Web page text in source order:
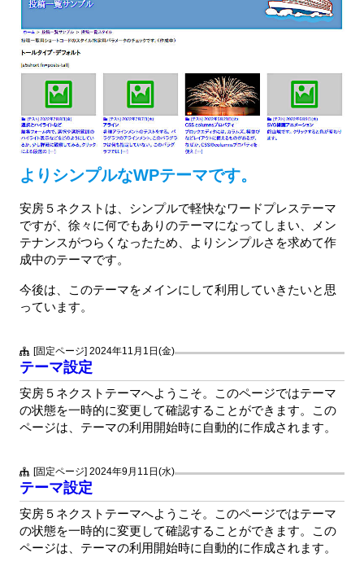
よりシンプルなWPテーマです。
安房５ネクストは、シンプルで軽快なワードプレステーマ
ですが、徐々に何でもありのテーマになってしまい、メン
テナンスがつらくなったため、よりシンプルさを求めて作
成中のテーマです。
今後は、このテーマをメインにして利用していきたいと思
っています。
[固定ページ] 2024年11月1日(金)
テーマ設定
安房５ネクストテーマへようこそ。このページではテーマ
の状態を一時的に変更して確認することができます。この
ページは、テーマの利用開始時に自動的に作成されます。
[固定ページ] 2024年9月11日(水)
テーマ設定
安房５ネクストテーマへようこそ。このページではテーマ
の状態を一時的に変更して確認することができます。この
ページは、テーマの利用開始時に自動的に作成されます。